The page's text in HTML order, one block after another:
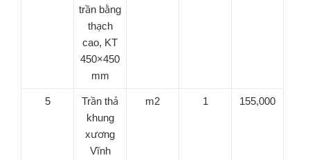
trần bằng
thạch
cao, KT
450×450
mm
5
Trần thả
khung
xương
Vĩnh
m2 1 155,000